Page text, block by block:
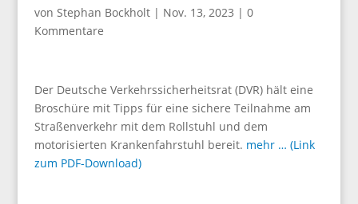
von Stephan Bockholt| Nov. 13, 2023 | 0
Kommentare
Der Deutsche Verkehrssicherheitsrat (DVR) hält eine
Broschüre mit Tipps für eine sichere Teilnahme am
Straßenverkehr mit dem Rollstuhl und dem
motorisierten Krankenfahrstuhl bereit. mehr … (Link
zum PDF-Download)